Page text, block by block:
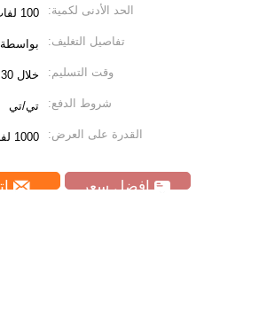
الحد الأدنى لكمية: 100 لفات
تفاصيل التغليف: بواسطة
وقت التسليم: خلال 30 يوما
شروط الدفع: تي/تي
القدرة على العرض: 1000 لفات في اليوم
افضل سعر